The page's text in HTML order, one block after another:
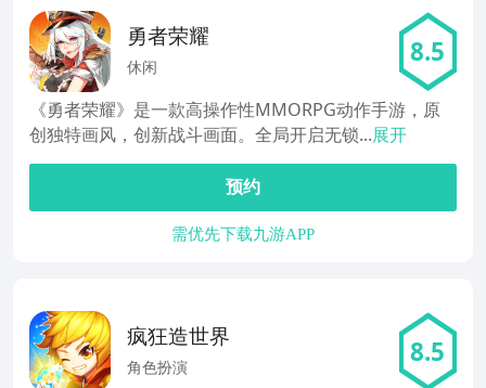
勇者荣耀
休闲 8.5
《勇者荣耀》是一款高操作性MMORPG动作手游，原
创独特画风，创新战斗画面。全局开启无锁...展开
预约
需优先下载九游APP
疯狂造世界
角色扮演 8.5